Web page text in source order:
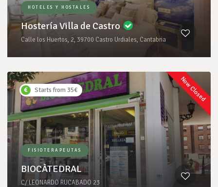
HOTELES Y HOSTALES
Hostería Villa de Castro
Calle los Huertos, 2, 39700 Castro Urdiales, Cantabria
Starts from 35€ Now Closed
FISIOTERAPEUTAS
BIOCÀTEDRAL
C/ LEONARDO RUCABADO 23